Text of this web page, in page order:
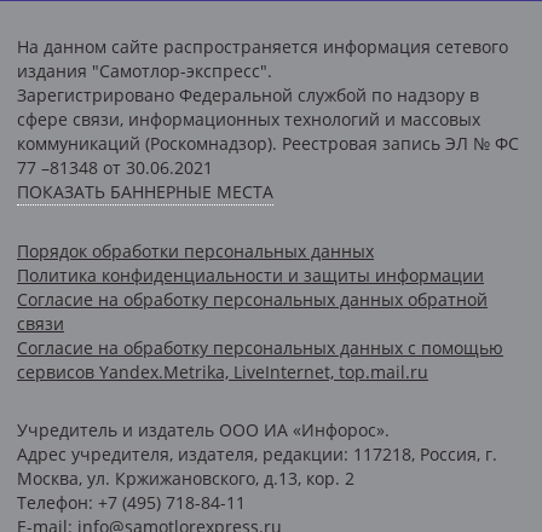
На данном сайте распространяется информация сетевого
издания "Самотлор-экспресс".
Зарегистрировано Федеральной службой по надзору в
сфере связи, информационных технологий и массовых
коммуникаций (Роскомнадзор). Реестровая запись ЭЛ № ФС
77 –81348 от 30.06.2021
ПОКАЗАТЬ БАННЕРНЫЕ МЕСТА
Порядок обработки персональных данных
Политика конфиденциальности и защиты информации
Согласие на обработку персональных данных обратной
связи
Согласие на обработку персональных данных с помощью
сервисов Yandex.Metrika, LiveInternet, top.mail.ru
Учредитель и издатель ООО ИА «Инфорос».
Адрес учредителя, издателя, редакции: 117218, Россия, г.
Москва, ул. Кржижановского, д.13, кор. 2
Телефон: +7 (495) 718-84-11
E-mail: info@samotlorexpress.ru